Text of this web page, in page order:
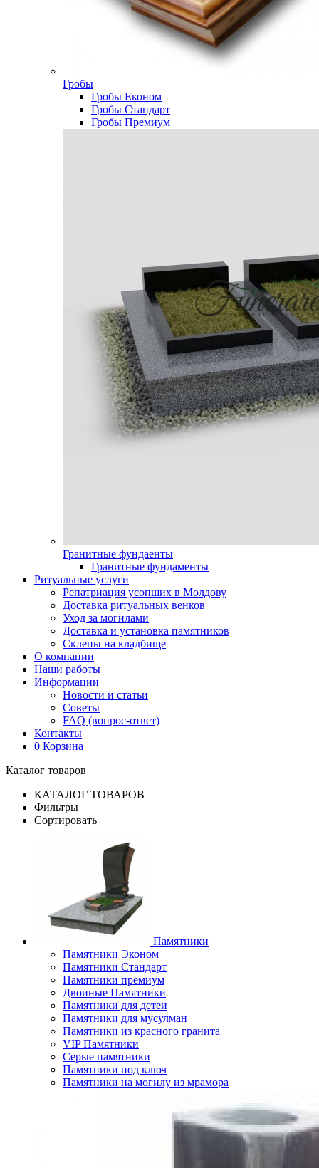
Гробы
Гробы Економ
Гробы Стандарт
Гробы Премиум
Гранитные фундаенты
Гранитные фундаменты
Ритуальные услуги
Репатриация усопших в Молдову
Доставка ритуальных венков
Уход за могилами
Доставка и установка памятников
Склепы на кладбище
О компании
Наши работы
Информации
Новости и статьи
Советы
FAQ (вопрос-ответ)
Контакты
0 Корзина
Каталог товаров
КАТАЛОГ ТОВАРОВ
Фильтры
Сортировать
Памятники
Памятники Эконом
Памятники Стандарт
Памятники премиум
Двоиные Памятники
Памятники для детеи
Памятники для мусулман
Памятники из красного гранита
VIP Памятники
Серые памятники
Памятники под ключ
Памятники на могилу из мрамора